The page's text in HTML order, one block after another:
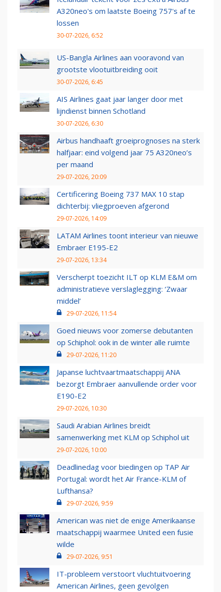
A320neo's om laatste Boeing 757's af te
lossen
30-07-2026, 6:52
US-Bangla Airlines aan vooravond van
grootste vlootuitbreiding ooit
30-07-2026, 6:45
AIS Airlines gaat jaar langer door met
lijndienst binnen Schotland
30-07-2026, 6:30
Airbus handhaaft groeiprognoses na sterk
halfjaar: eind volgend jaar 75 A320neo’s
per maand
29-07-2026, 20:09
Certificering Boeing 737 MAX 10 stap
dichterbij: vliegproeven afgerond
29-07-2026, 14:09
LATAM Airlines toont interieur van nieuwe
Embraer E195-E2
29-07-2026, 13:34
Verscherpt toezicht ILT op KLM E&M om
administratieve verslaglegging: ‘Zwaar
middel’
29-07-2026, 11:54
Goed nieuws voor zomerse debutanten
op Schiphol: ook in de winter alle ruimte
29-07-2026, 11:20
Japanse luchtvaartmaatschappij ANA
bezorgt Embraer aanvullende order voor
E190-E2
29-07-2026, 10:30
Saudi Arabian Airlines breidt
samenwerking met KLM op Schiphol uit
29-07-2026, 10:00
Deadlinedag voor biedingen op TAP Air
Portugal: wordt het Air France-KLM of
Lufthansa?
29-07-2026, 9:59
American was niet de enige Amerikaanse
maatschappij waarmee United een fusie
wilde
29-07-2026, 9:51
IT-probleem verstoort vluchtuitvoering
American Airlines, geen gevolgen